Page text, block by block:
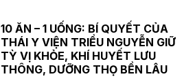
10 ĂN – 1 UỐNG: BÍ QUYẾT CỦA
THÁI Y VIỆN TRIỀU NGUYỄN GIỮ
TỲ VỊ KHỎE, KHÍ HUYẾT LƯU
THÔNG, DƯỠNG THỌ BỀN LÂU